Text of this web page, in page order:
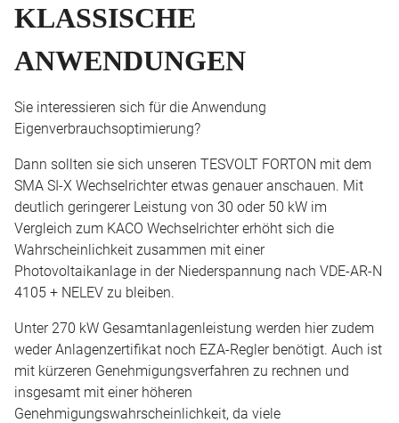
KLASSISCHE
ANWENDUNGEN
Sie interessieren sich für die Anwendung
Eigenverbrauchsoptimierung?
Dann sollten sie sich unseren TESVOLT FORTON mit dem
SMA SI-X Wechselrichter etwas genauer anschauen. Mit
deutlich geringerer Leistung von 30 oder 50 kW im
Vergleich zum KACO Wechselrichter erhöht sich die
Wahrscheinlichkeit zusammen mit einer
Photovoltaikanlage in der Niederspannung nach VDE-AR-N
4105 + NELEV zu bleiben.
Unter 270 kW Gesamtanlagenleistung werden hier zudem
weder Anlagenzertifikat noch EZA-Regler benötigt. Auch ist
mit kürzeren Genehmigungsverfahren zu rechnen und
insgesamt mit einer höheren
Genehmigungswahrscheinlichkeit, da viele